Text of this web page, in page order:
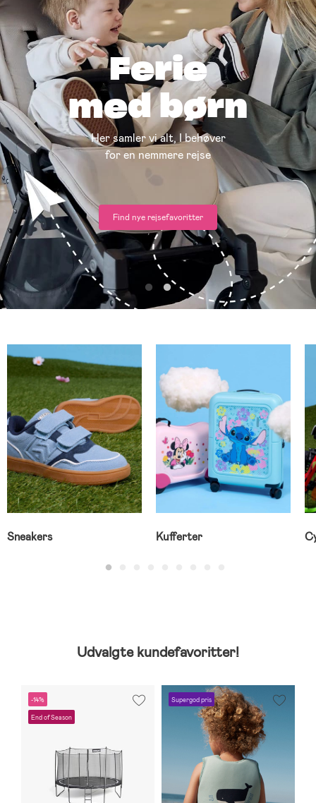
Endelig
sommer!
Alt, hvad I har brug for til stranden, rejsen, udflugterne og
alle sommerens lege
Gå til Summer Shop ->
Sneakers Kufferter
Udvalgte kundefavoritter!
-14%
End of Season
Supergod pris